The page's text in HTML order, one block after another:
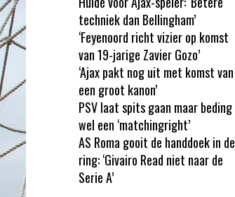
techniek dan Bellingham’
‘Feyenoord richt vizier op komst
van 19-jarige Zavier Gozo’
‘Ajax pakt nog uit met komst van
een groot kanon’
PSV laat spits gaan maar beding
wel een ‘matchingright’
AS Roma gooit de handdoek in de
ring: ‘Givairo Read niet naar de
Serie A’